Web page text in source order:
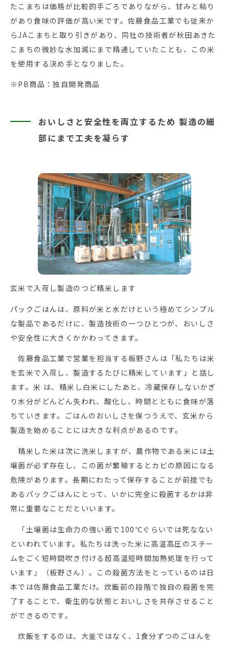
たこまちは価格が比較的手ごろでありながら、甘みと粘り
があり食味の評価が高い米です。佐藤食品工業でも従来か
らJAこまちと取り引きがあり、同社の技術者が秋田あきた
こまちの微妙な水加減にまで精通していたことも、この米
を使用する決め手となりました。
※PB商品：独自開発商品
おいしさと安全性を両立するため 製造の細
部にまで工夫を凝らす
玄米で入荷し製造のつど精米します
パックごはんは、原料が米と水だけという極めてシンプル
な製品であるだけに、製造技術の一つひとつが、おいしさ
や安全性に大きくかかわってきます。
佐藤食品工業で営業を担当する板野さんは「私たちは米
を玄米で入荷し、製造するたびに精米しています」と話し
ます。米 は、精米し白米にしたあと、冷蔵保存しないかぎ
り水分がどんどん失われ、酸化し、時間とともに食味が落
ちていきます。ごはんのおいしさを保つうえで、玄米から
製造を始めることには大きな利点があるのです。
精米した米は次に洗米しますが、農作物である米には土
壌菌が必ず存在し、この菌が繁殖するとカビの原因になる
危険があります。長期にわたって保存することが前提でも
あるパックごはんにとって、いかに完全に殺菌するかは非
常に重要なことだといいます。
「土壌菌は生命力の強い菌で100℃ぐらいでは死なない
といわれています。私たちは洗った米に高温高圧のスチー
ムをごく短時間吹き付ける超高温短時間加熱処理を行って
います」（板野さん）。この殺菌方法をとっているのは日
本では佐藤食品工業だけ。炊飯前の段階で独自の殺菌を完
了することで、衛生的な状態とおいしさを共存させること
ができるのです。
炊飯をするのは、大釜ではなく、1食分ずつのごはんを